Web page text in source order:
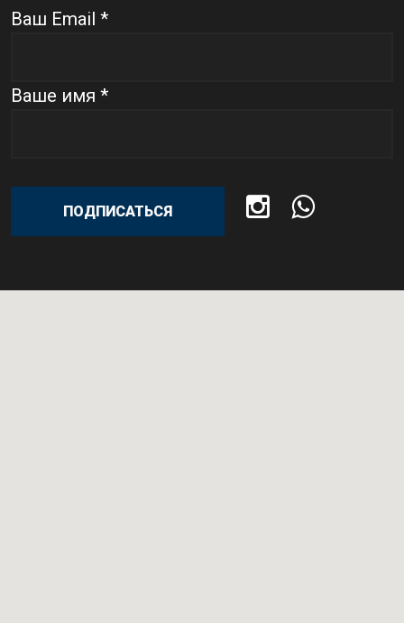
Ваш Email *
Ваше имя *
ПОДПИСАТЬСЯ